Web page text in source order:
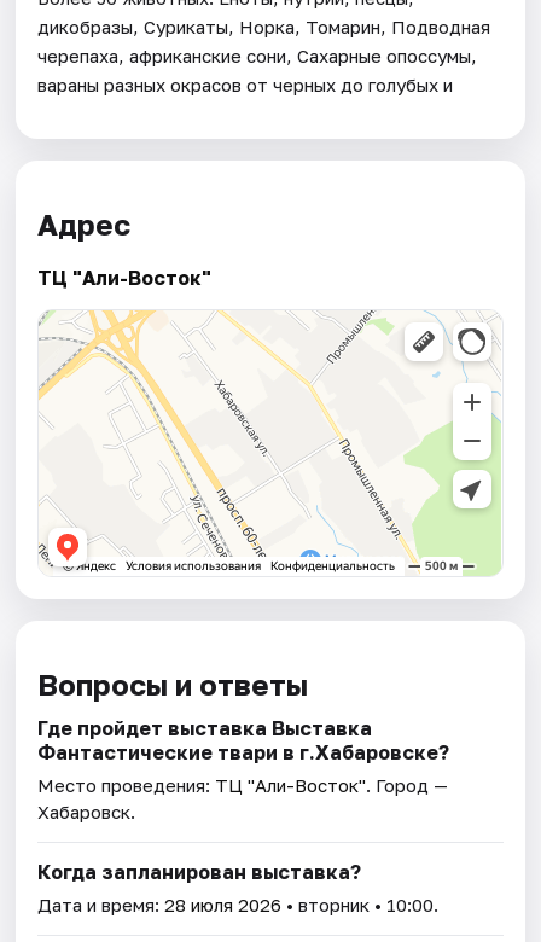
дикобразы, Сурикаты, Норка, Томарин, Подводная
черепаха, африканские сони, Сахарные опоссумы,
вараны разных окрасов от черных до голубых и
Адрес
ТЦ "Али-Восток"
Вопросы и ответы
Где пройдет выставка Выставка
Фантастические твари в г.Хабаровске?
Место проведения: ТЦ "Али-Восток". Город —
Хабаровск.
Когда запланирован выставка?
Дата и время:28 июля 2026 • вторник • 10:00.